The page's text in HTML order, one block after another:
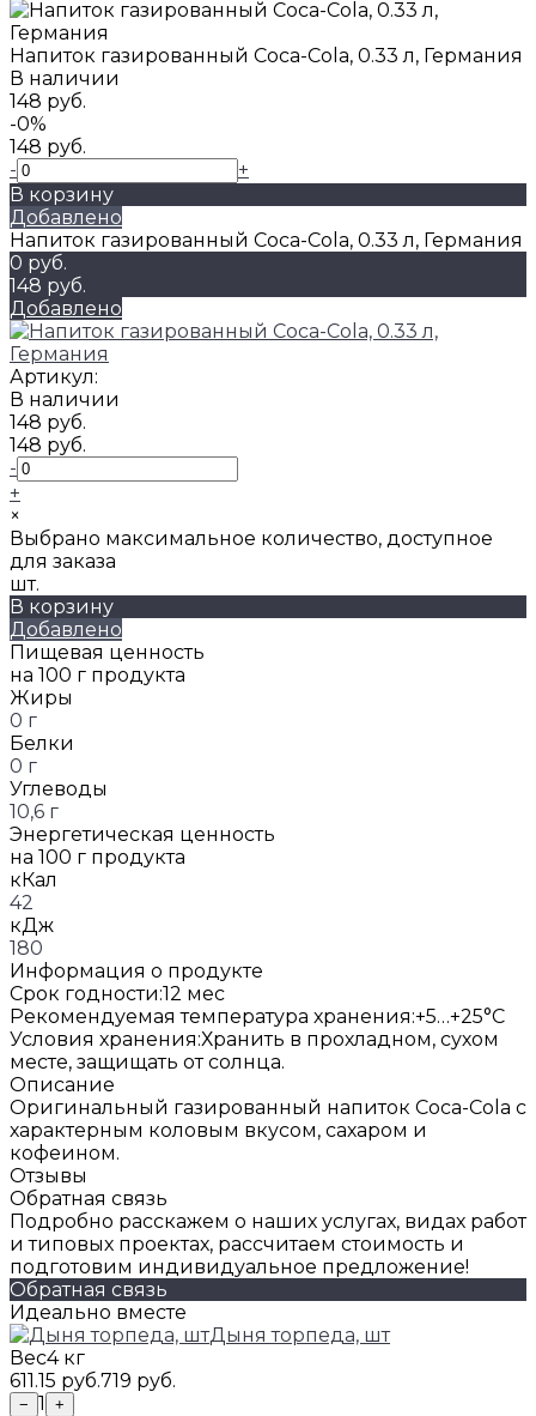
Напиток газированный Coca-Cola, 0.33 л, Германия
В наличии
148 руб.
-0%
148 руб.
-
+
В корзину
Добавлено
Напиток газированный Coca-Cola, 0.33 л, Германия
0 руб.
148 руб.
Добавлено
Артикул:
В наличии
148 руб.
148 руб.
-
+
×
Выбрано максимальное количество, доступное
для заказа
шт.
В корзину
Добавлено
Пищевая ценность
на 100 г продукта
Жиры
0 г
Белки
0 г
Углеводы
10,6 г
Энергетическая ценность
на 100 г продукта
кКал
42
кДж
180
Информация о продукте
Срок годности:12 мес
Рекомендуемая температура хранения:+5…+25°C
Условия хранения:Хранить в прохладном, сухом
месте, защищать от солнца.
Описание
Оригинальный газированный напиток Coca-Cola с
характерным коловым вкусом, сахаром и
кофеином.
Отзывы
Обратная связь
Подробно расскажем о наших услугах, видах работ
и типовых проектах, рассчитаем стоимость и
подготовим индивидуальное предложение!
Обратная связь
Идеально вместе
Дыня торпеда, шт
Вес4 кг
611.15 руб.719 руб.
− 1 +